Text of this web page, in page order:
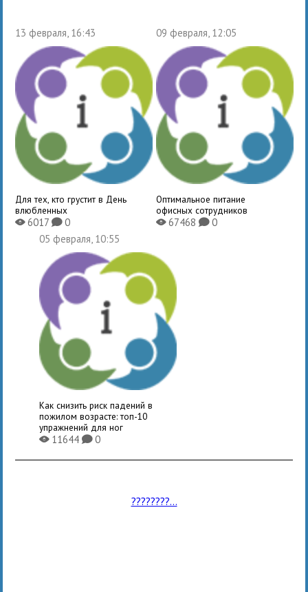
13 февраля, 16:43
Для тех, кто грустит в День
влюбленных
X6017K0
09 февраля, 12:05
Оптимальное питание
офисных сотрудников
X67468 K0
05 февраля, 10:55
Как снизить риск падений в
пожилом возрасте: топ-10
упражнений для ног
X11644K0
????????...